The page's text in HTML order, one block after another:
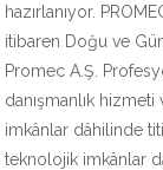
hazırlanıyor.
itibaren Doğu ve
Promec A.Ş.
danışmanlık
imkânlar dâhilinde
teknolojik imkânlar